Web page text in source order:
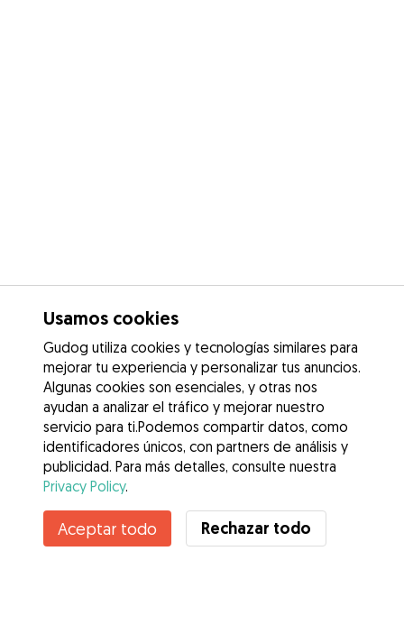
Contacta con Covadonga
¿Conoces los Beneficios de Gudog? Ver más
Usamos cookies
Gudog utiliza cookies y tecnologías similares para
mejorar tu experiencia y personalizar tus anuncios.
Algunas cookies son esenciales, y otras nos
ayudan a analizar el tráfico y mejorar nuestro
servicio para ti.Podemos compartir datos, como
identificadores únicos, con partners de análisis y
publicidad. Para más detalles, consulte nuestra
Privacy Policy.
Aceptar todo Rechazar todo